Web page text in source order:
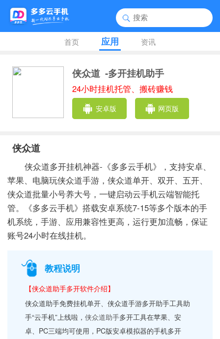
首页 应用 资讯
侠众道 -多开挂机助手
24小时挂机托管、搬砖赚钱
安卓版 网页版
侠众道
侠众道多开挂机神器-《多多云手机》，支持安卓、
苹果、电脑玩侠众道手游，侠众道单开、双开、五开、
侠众道批量小号养大号，一键启动云手机云端智能托
管。《多多云手机》搭载安卓系统7-15等多个版本的手
机系统，手游、应用兼容性更高，运行更加流畅，保证
账号24小时在线挂机。
教程说明
【侠众道助手多开软件介绍】
侠众道助手免费挂机单开、侠众道手游多开助手工具助
手“云手机”上线啦，侠众道助手多开工具在苹果、安
卓、PC三端均可使用，PC版安卓模拟器的手机多开